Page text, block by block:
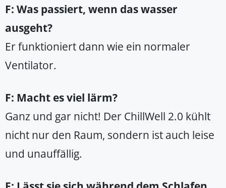
F: Was passiert, wenn das wasser
ausgeht?
Er funktioniert dann wie ein normaler
Ventilator.
F: Macht es viel lärm?
Ganz und gar nicht! Der ChillWell 2.0 kühlt
nicht nur den Raum, sondern ist auch leise
und unauffällig.